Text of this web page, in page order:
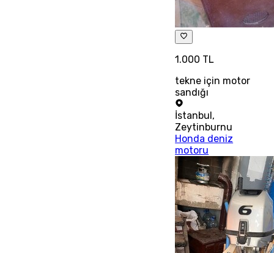
1.000 TL
tekne için motor
sandığı
İstanbul,
Zeytinburnu
Honda deniz
motoru